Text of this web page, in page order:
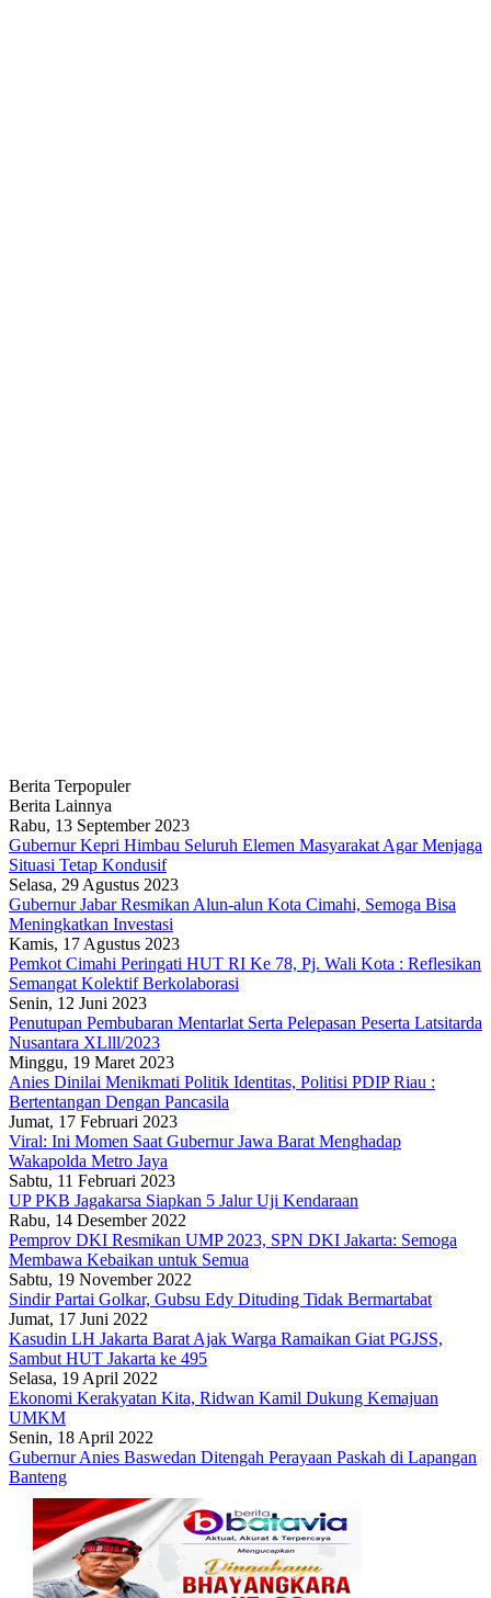
Berita Terpopuler
Berita Lainnya
Rabu, 13 September 2023
Gubernur Kepri Himbau Seluruh Elemen Masyarakat Agar Menjaga
Situasi Tetap Kondusif
Selasa, 29 Agustus 2023
Gubernur Jabar Resmikan Alun-alun Kota Cimahi, Semoga Bisa
Meningkatkan Investasi
Kamis, 17 Agustus 2023
Pemkot Cimahi Peringati HUT RI Ke 78, Pj. Wali Kota : Reflesikan
Semangat Kolektif Berkolaborasi
Senin, 12 Juni 2023
Penutupan Pembubaran Mentarlat Serta Pelepasan Peserta Latsitarda
Nusantara XLlll/2023
Minggu, 19 Maret 2023
Anies Dinilai Menikmati Politik Identitas, Politisi PDIP Riau :
Bertentangan Dengan Pancasila
Jumat, 17 Februari 2023
Viral: Ini Momen Saat Gubernur Jawa Barat Menghadap
Wakapolda Metro Jaya
Sabtu, 11 Februari 2023
UP PKB Jagakarsa Siapkan 5 Jalur Uji Kendaraan
Rabu, 14 Desember 2022
Pemprov DKI Resmikan UMP 2023, SPN DKI Jakarta: Semoga
Membawa Kebaikan untuk Semua
Sabtu, 19 November 2022
Sindir Partai Golkar, Gubsu Edy Dituding Tidak Bermartabat
Jumat, 17 Juni 2022
Kasudin LH Jakarta Barat Ajak Warga Ramaikan Giat PGJSS,
Sambut HUT Jakarta ke 495
Selasa, 19 April 2022
Ekonomi Kerakyatan Kita, Ridwan Kamil Dukung Kemajuan
UMKM
Senin, 18 April 2022
Gubernur Anies Baswedan Ditengah Perayaan Paskah di Lapangan
Banteng